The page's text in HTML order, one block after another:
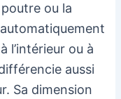
ou la
l’intérieur ou à
aussi
Sa dimension